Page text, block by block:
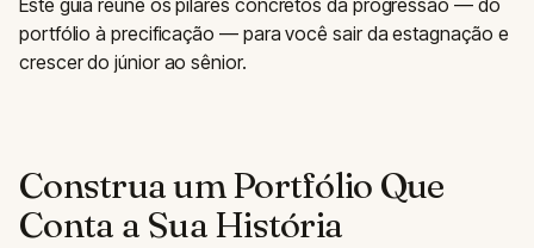
Este guia reúne os pilares concretos da progressão — do
portfólio à precificação — para você sair da estagnação e
crescer do júnior ao sênior.
Construa um Portfólio Que
Conta a Sua História